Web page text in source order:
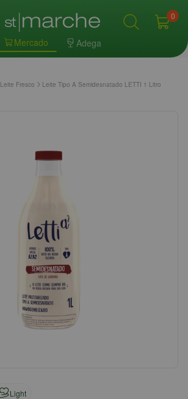
Mercado Adega
0
Leite Fresco Leite Tipo A Semidesnatado LETTI 1 Litro
Light